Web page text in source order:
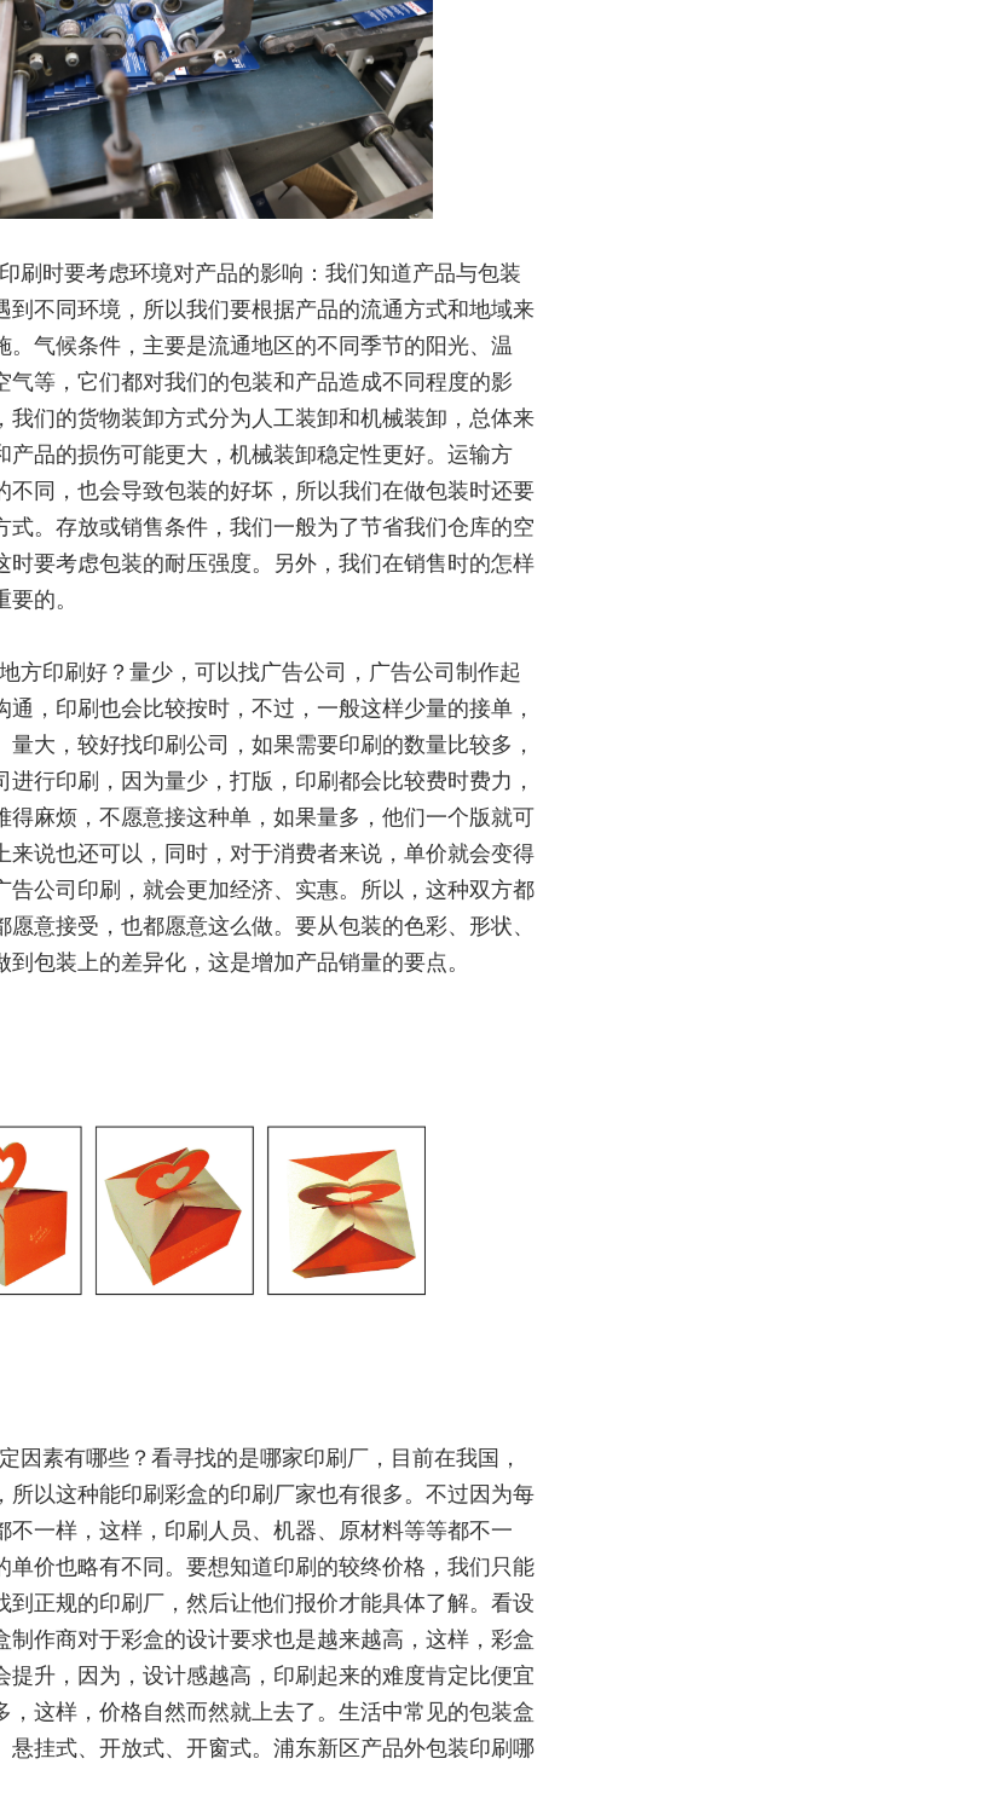
刷时要考虑环境对产品的影响：我们知道产品与包装
到不同环境，所以我们要根据产品的流通方式和地域来
。气候条件，主要是流通地区的不同季节的阳光、温
气等，它们都对我们的包装和产品造成不同程度的影
我们的货物装卸方式分为人工装卸和机械装卸，总体来
产品的损伤可能更大，机械装卸稳定性更好。运输方
不同，也会导致包装的好坏，所以我们在做包装时还要
式。存放或销售条件，我们一般为了节省我们仓库的空
时要考虑包装的耐压强度。另外，我们在销售时的怎样
的。
方印刷好？量少，可以找广告公司，广告公司制作起
通，印刷也会比较按时，不过，一般这样少量的接单，
量大，较好找印刷公司，如果需要印刷的数量比较多，
进行印刷，因为量少，打版，印刷都会比较费时费力，
得麻烦，不愿意接这种单，如果量多，他们一个版就可
来说也还可以，同时，对于消费者来说，单价就会变得
告公司印刷，就会更加经济、实惠。所以，这种双方都
愿意接受，也都愿意这么做。要从包装的色彩、形状、
包装上的差异化，这是增加产品销量的要点。
因素有哪些？看寻找的是哪家印刷厂，目前在我国，
所以这种能印刷彩盒的印刷厂家也有很多。不过因为每
不一样，这样，印刷人员、机器、原材料等等都不一
单价也略有不同。要想知道印刷的较终价格，我们只能
到正规的印刷厂，然后让他们报价才能具体了解。看设
制作商对于彩盒的设计要求也是越来越高，这样，彩盒
提升，因为，设计感越高，印刷起来的难度肯定比便宜
，这样，价格自然而然就上去了。生活中常见的包装盒
悬挂式、开放式、开窗式。浦东新区产品外包装印刷哪